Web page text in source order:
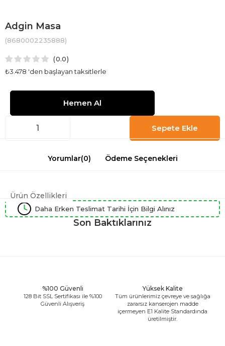
Adgin Masa
(8680002235888)
0.0
₺3.478 'den başlayan taksitlerle
Yorumlar(0) Ödeme Seçenekleri
Ürün Özellikleri
Daha Erken Teslimat Tarihi İçin Bilgi Alınız
Son Baktıklarınız
%100 Güvenli
128 Bit SSL Sertifikası ile %100
Güvenli Alışveriş
Yüksek Kalite
Tüm ürünlerimiz çevreye ve sağlığa
zararsız kanserojen madde
içermeyen E1 Kalite Standardında
üretilmiştir.